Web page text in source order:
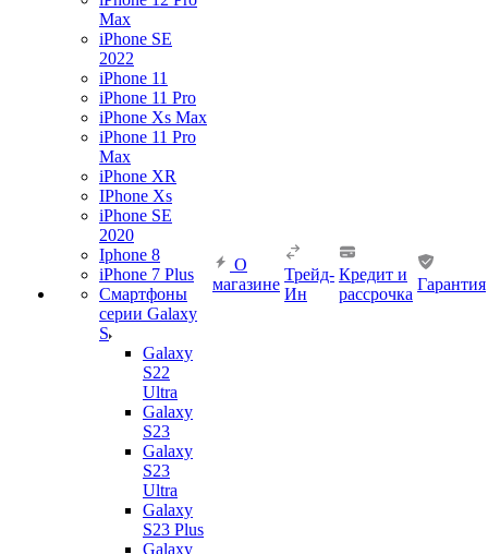
Max
iPhone SE
2022
iPhone 11
iPhone 11 Pro
iPhone Xs Max
iPhone 11 Pro
Max
iPhone XR
IPhone Xs
iPhone SE
2020
Iphone 8
iPhone 7 Plus
Смартфоны
серии Galaxy
S
Galaxy
S22
Ultra
Galaxy
S23
Galaxy
S23
Ultra
Galaxy
S23 Plus
Galaxy
О
магазине
Трейд-
Ин
Кредит и
рассрочка
Гарантия